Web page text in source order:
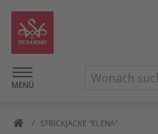
MENÜ
STRICKJACKE "ELENA"